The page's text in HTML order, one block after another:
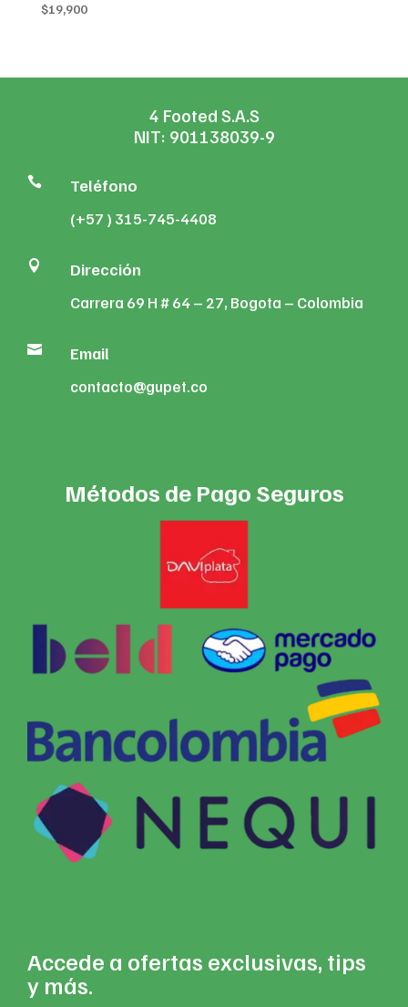
$19,900
4 Footed S.A.S
NIT: 901138039-9
 Teléfono
(+57 ) 315-745-4408
 Dirección
Carrera 69 H # 64 – 27, Bogota – Colombia
 Email
contacto@gupet.co
Métodos de Pago Seguros
Accede a ofertas exclusivas, tips
y más.